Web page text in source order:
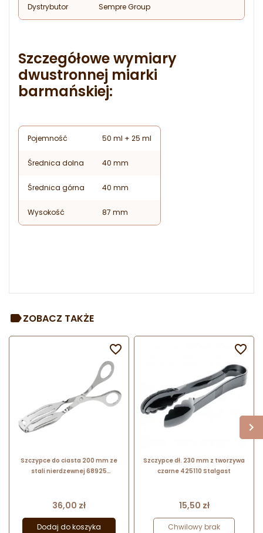
Dystrybutor Sempre Group
Szczegółowe wymiary
dwustronnej miarki
barmańskiej:
Pojemność 50 ml + 25 ml
Średnica dolna 40 mm
Średnica górna 40 mm
Wysokość 87 mm
ZOBACZ TAKŻE
Szczypce do ciasta 200 mm ze
stali nierdzewnej 68925
Cena
36,00 zł
Dodaj do koszyka

Szczypce dł. 230 mm z tworzywa
czarne 425110 Stalgast
Cena
15,50 zł
Chwilowy brak
